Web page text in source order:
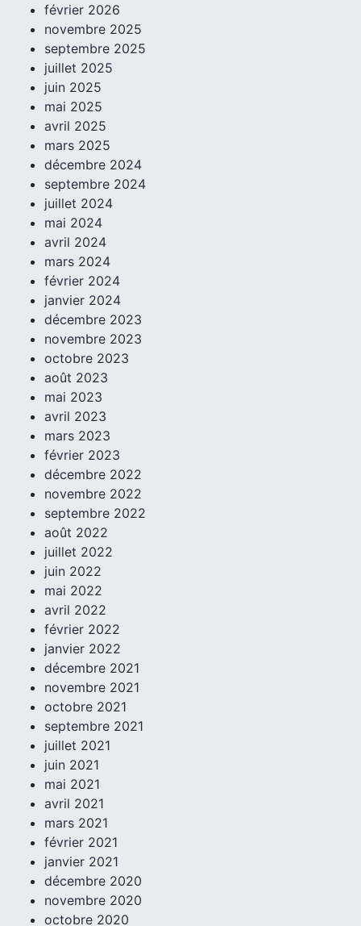
février 2026
novembre 2025
septembre 2025
juillet 2025
juin 2025
mai 2025
avril 2025
mars 2025
décembre 2024
septembre 2024
juillet 2024
mai 2024
avril 2024
mars 2024
février 2024
janvier 2024
décembre 2023
novembre 2023
octobre 2023
août 2023
mai 2023
avril 2023
mars 2023
février 2023
décembre 2022
novembre 2022
septembre 2022
août 2022
juillet 2022
juin 2022
mai 2022
avril 2022
février 2022
janvier 2022
décembre 2021
novembre 2021
octobre 2021
septembre 2021
juillet 2021
juin 2021
mai 2021
avril 2021
mars 2021
février 2021
janvier 2021
décembre 2020
novembre 2020
octobre 2020